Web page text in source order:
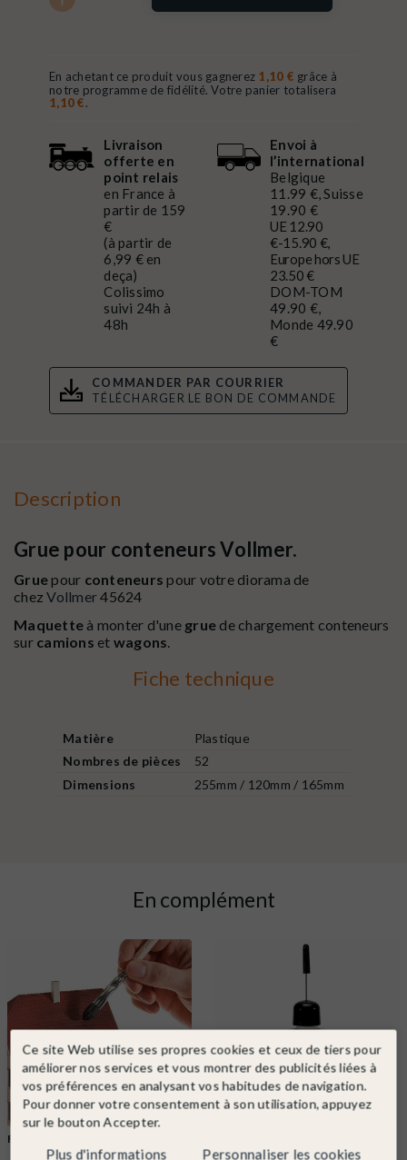
En achetant ce produit vous gagnerez 1,10 € grâce à
notre programme de fidélité. Votre panier totalisera
1,10 €.
Livraison
offerte en
point relais
en France à
partir de 159
€
(à partir de
6,99 € en
deça)
Colissimo
suivi 24h à
48h
Envoi à
l’international
Belgique
11.99 €, Suisse
19.90 €
UE 12.90
€-15.90 €,
Europe hors UE
23.50 €
DOM-TOM
49.90 €,
Monde 49.90
€
COMMANDER PAR COURRIER
TÉLÉCHARGER LE BON DE COMMANDE
Description
Grue pour conteneurs Vollmer.
Gruepour conteneurs pour votre diorama de
chezVollmer45624
Maquette à monter d'une grue de chargement conteneurs
sur camions et wagons
Fiche technique
Matière
Plastique
Nombres de pièces
52
Dimensions
255mm / 120mm / 165mm
En complément
FALLER
Ce site Web utilise ses propres cookies et ceux de tiers pour
améliorer nos services et vous montrer des publicités liées à
vos préférences en analysant vos habitudes de navigation.
Pour donner votre consentement à son utilisation, appuyez
sur le bouton Accepter.
Plus d'informations Personnaliser les cookies